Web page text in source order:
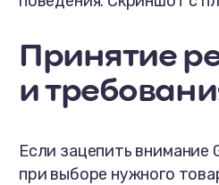
Принятие
и
Если зацепить внимание
при выборе нужного